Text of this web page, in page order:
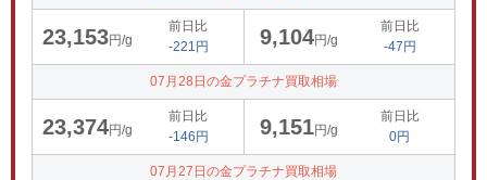
23,153円/g
前日比
-221円
9,104円/g
前日比
-47円
07月28日の金プラチナ買取相場
23,374円/g
前日比
-146円
9,151円/g
前日比
0円
07月27日の金プラチナ買取相場